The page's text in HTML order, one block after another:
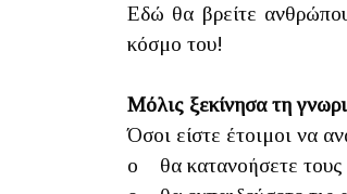
Εδώ θα βρείτε
κόσμο του!
Μόλις ξεκίνησα τη
Όσοι είστε έτοιμοι να
o θα κατανοήσετε τους